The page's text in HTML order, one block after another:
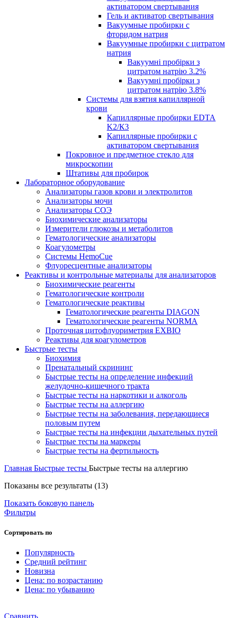
активатором свертывания
Гель и активатор свертывания
Вакуумные пробирки с
фторидом натрия
Вакуумные пробирки с цитратом
натрия
Вакуумні пробірки з
цитратом натрію 3.2%
Вакуумні пробірки з
цитратом натрію 3.8%
Системы для взятия капиллярной
крови
Капиллярные пробирки EDTA
K2/К3
Капиллярные пробирки с
активатором свертывания
Покровное и предметное стекло для
микроскопии
Штативы для пробирок
Лабораторное оборудование
Анализаторы газов крови и электролитов
Анализаторы мочи
Анализаторы СОЭ
Биохимические анализаторы
Измерители глюкозы и метаболитов
Гематологические анализаторы
Коагулометры
Системы HemoCue
Флуоресцентные анализаторы
Реактивы и контрольные материалы для анализаторов
Биохимические реагенты
Гематологические контроли
Гематологические реактивы
Гематологические реагенты DIAGON
Гематологические реагенты NORMA
Проточная цитофлуориметрия EXBIO
Реактивы для коагулометров
Быстрые тесты
Биохимия
Пренатальный скрининг
Быстрые тесты на определение инфекций
желудочно-кишечного тракта
Быстрые тесты на наркотики и алкоголь
Быстрые тесты на аллергию
Быстрые тесты на заболевания, передающиеся
половым путем
Быстрые тесты на инфекции дыхательных путей
Быстрые тесты на маркеры
Быстрые тесты на фертильность
Главная Быстрые тесты Быстрые тесты на аллергию
Показаны все результаты (13)Цены:
Показать боковую панель
Фильтры
Сортировать по
Популярность
Средний рейтинг
Новизна
Цена: по возрастанию
Цена: по убыванию
Сравнить